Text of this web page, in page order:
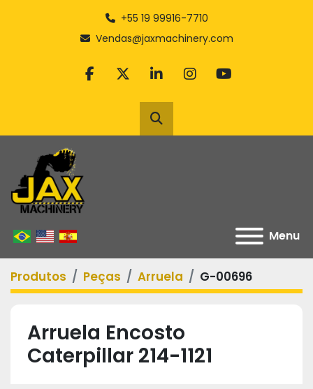
+55 19 99916-7710
Vendas@jaxmachinery.com
facebook
twitterlinkedininstagram
youtube
Pesquisar
Menu
Produtos Peças Arruela G-00696
Arruela Encosto
Caterpillar 214-1121